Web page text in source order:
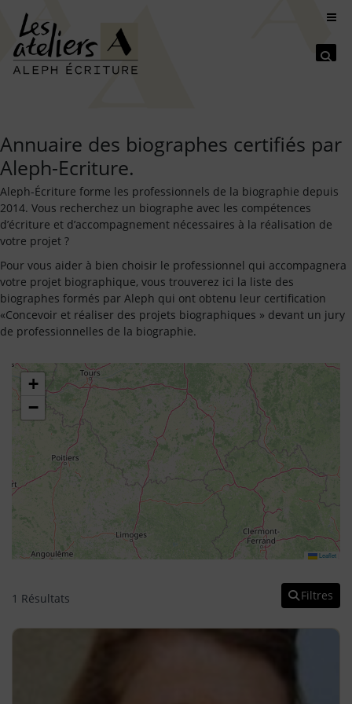
Annuaire des biographes certifiés par
Aleph-Ecriture.
Aleph-Écriture forme les professionnels de la biographie depuis
2014. Vous recherchez un biographe avec les compétences
d’écriture et d’accompagnement nécessaires à la réalisation de
votre projet ?
Pour vous aider à bien choisir le professionnel qui accompagnera
votre projet biographique, vous trouverez ici la liste des
biographes formés par Aleph qui ont obtenu leur certification
«Concevoir et réaliser des projets biographiques » devant un jury
de professionnelles de la biographie.
+
−
Leaflet
1 Résultats Filtres